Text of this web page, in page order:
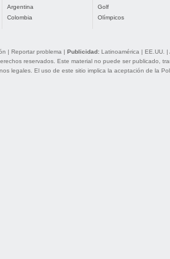
Argentina
Colombia
Golf
Olímpicos
| Reportar problema | Publicidad: Latinoamérica | EE.UU. |
reservados. Este material no puede ser publicado,
legales. El uso de este sitio implica la aceptación de la